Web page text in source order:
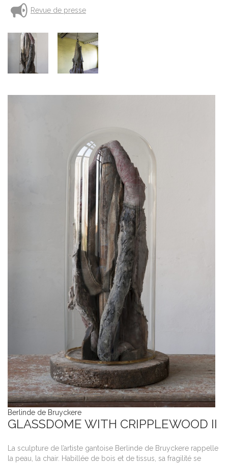
Revue de presse
Berlinde de Bruyckere
GLASSDOME WITH CRIPPLEWOOD II
La sculpture de l’artiste gantoise Berlinde de Bruyckere rappelle
la peau, la chair. Habillée de bois et de tissus, sa fragilité se